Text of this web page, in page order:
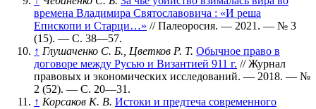
времена Владимира Святославовича : «И реша
Епископи и Старци…» // Палеоросия. — 2021. — № 3
(15). — С. 38—57.
↑ Глушаченко С. Б., Цветков Р. Т. Обычное право в
договоре между Русью и Византией 911 г. // Журнал
правовых и экономических исследований. — 2018. — №
2 (52). — С. 20—31 .
↑ Корсаков К. В. Истоки и предтеча современного